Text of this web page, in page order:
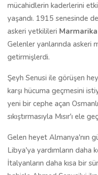
mücahidlerin kaderlerini
yaşandı. 1915 senesinde
askeri yetkilileri Marmarika
Gelenler yanlarında askeri
getirmişlerdi.
Şeyh Senusi ile görüşen
karşı hücuma geçmesini
yeni bir cephe açan
sıkıştırmasıyla Mısır'ı ele
Gelen heyet Almanya'nın
Libya'ya yardımların daha
İtalyanların daha kısa bir